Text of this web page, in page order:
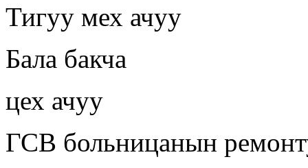
Тигуу мех ачуу
Бала бакча
цех ачуу
ГСВ больницанын